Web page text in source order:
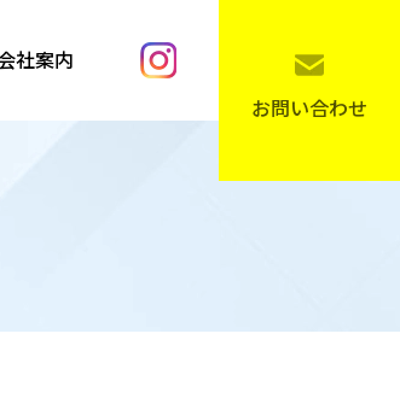
社案内
お問い合わせ